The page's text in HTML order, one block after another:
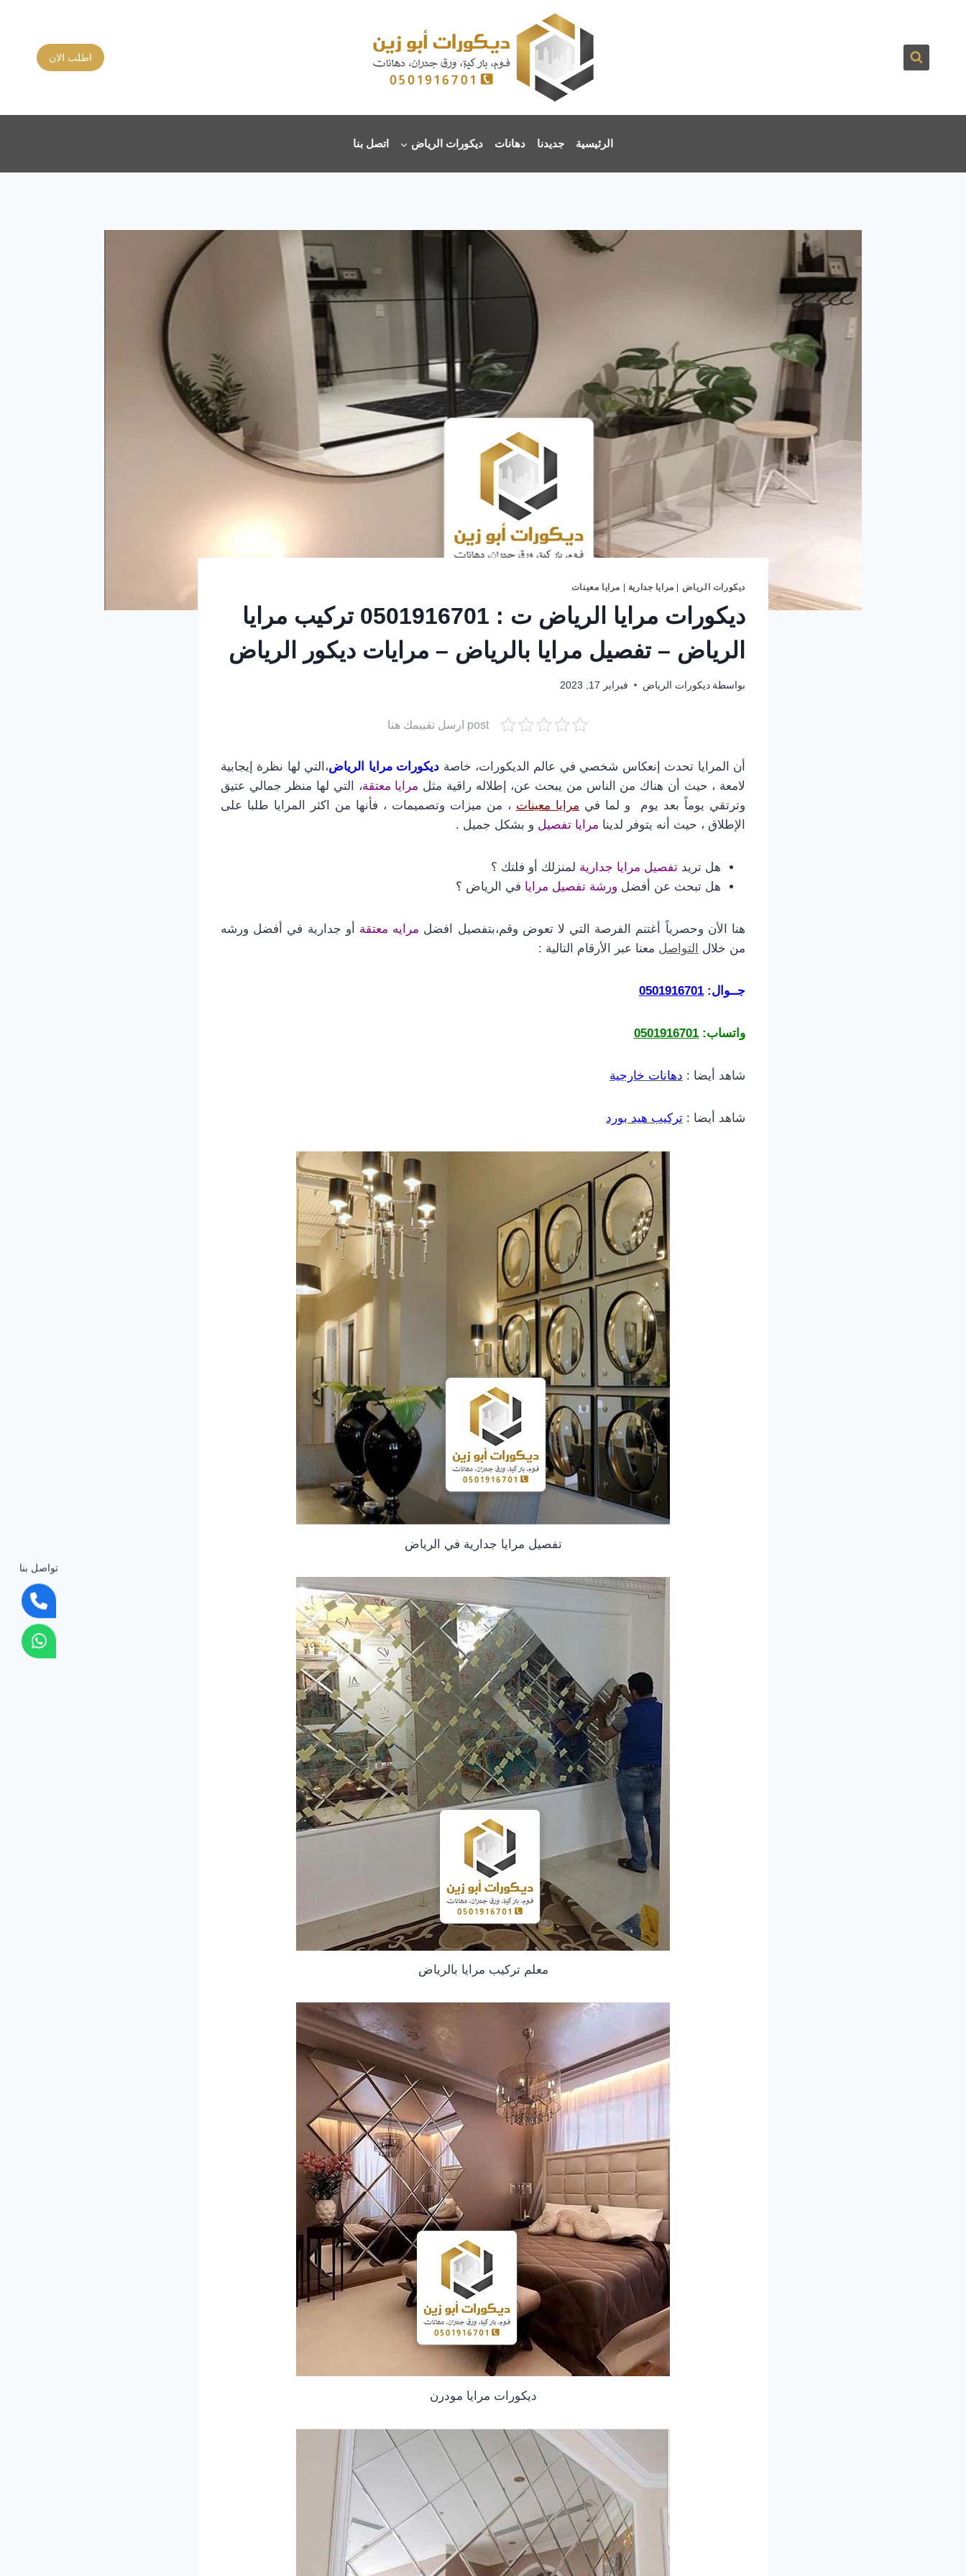
المحتوى
اطلب الان
الرئيسية جديدنا دهانات ديكورات الرياض اتصل بنا
ديكورات الرياض مرايا جدارية مرايا معينات
ديكورات مرايا الرياض ت : 0501916701 تركيب مرايا
الرياض – تفصيل مرايا بالرياض – مرايات ديكور الرياض
بواسطة ديكورات الرياض فبراير 17, 2023
post ارسل تقييمك هنا
أن المرايا تحدث إنعكاس شخصي في عالم الديكورات، خاصة ديكورات مرايا الرياض،التي لها نظرة إيجابية
لامعة ، حيث أن هناك من الناس من يبحث عن، إطلاله راقية مثل مرايا معتقة، التي لها منظر جمالي عتيق
وترتقي يوماً بعد يوم و لما في مرايا معينات ، من ميزات وتصميمات ، فأنها من اكثر المرايا طلبا على
الإطلاق ، حيث أنه يتوفر لدينا مرايا تفصيل و بشكل جميل .
هل تريد تفصيل مرايا جدارية لمنزلك أو فلتك ؟
هل تبحث عن أفضل ورشة تفصيل مرايا في الرياض ؟
هنا الأن وحصرياً أغتنم الفرصة التي لا تعوض وقم،بتفصيل افضل مرايه معتقة أو جدارية في أفضل ورشه
من خلال
التواصل معنا عبر الأرقام التالية :
جــوال: 0501916701
واتساب: 0501916701
شاهد أيضا : دهانات خارجية
شاهد أيضا : تركيب هيد بورد
تفصيل مرايا جدارية في الرياض
معلم تركيب مرايا بالرياض
ديكورات مرايا مودرن
تواصل بنا